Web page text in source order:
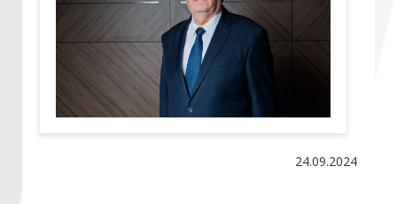
Дейности
Арбитражен съд
Проекти
24.09.2024